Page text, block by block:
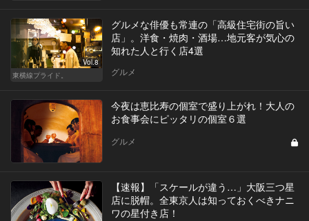
Vol.8
東横線プライド。
グルメな俳優も常連の「高級住宅街の旨い
店」。洋食・焼肉・酒場…地元客が気心の
知れた人と行く店4選
グルメ
今夜は恵比寿の個室で盛り上がれ！大人の
お食事会にピッタリの個室６選
グルメ
【速報】「スケールが違う…」大阪三つ星
店に脱帽。全東京人は知っておくべきナニ
ワの星付き店！